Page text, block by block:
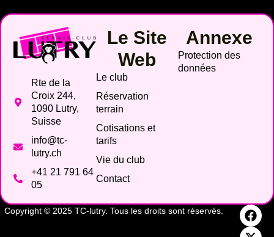
Rte de la
Croix 244,
1090 Lutry,
Suisse
info@tc-
lutry.ch
+41 21 791 64
05
Le Site
Web
Le club
Réservation
terrain
Cotisations et
tarifs
Vie du club
Contact
Annexe
Protection des
données
Copyright © 2025 TC-lutry. Tous les droits sont réservés.